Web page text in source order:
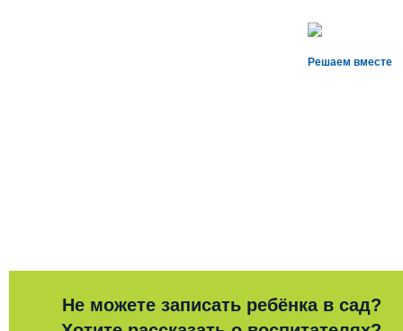
Решаем вместе
Не можете записать ребёнка в сад?